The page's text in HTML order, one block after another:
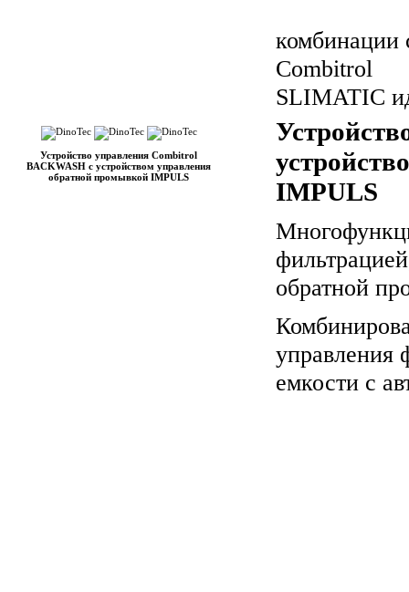
комбинации
Combitrol
SLIMATIC
Устройство управления Combitrol
BACKWASH с устройством управления
обратной промывкой IMPULS
IMPULS
обратной
управления
емкости с